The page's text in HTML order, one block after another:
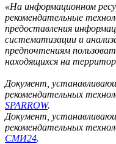
«На информационном
рекомендательные
предоставления
систематизации и
предпочтениям
находящихся на
Документ,
рекомендательных
SPARROW.
Документ,
рекомендательных
СМИ24.